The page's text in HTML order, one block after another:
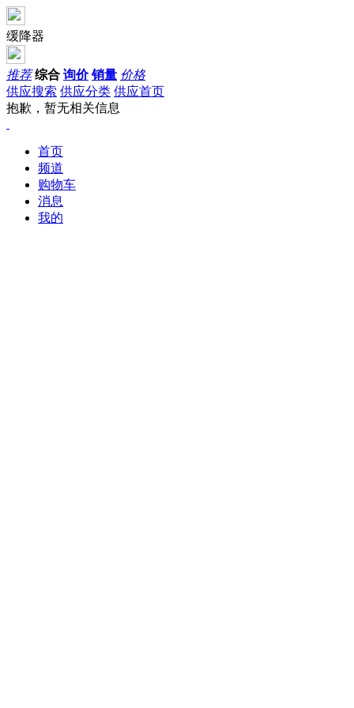
缓降器
推荐 综合 询价 销量 价格
供应搜索 供应分类 供应首页
抱歉，暂无相关信息
首页
频道
购物车
消息
我的